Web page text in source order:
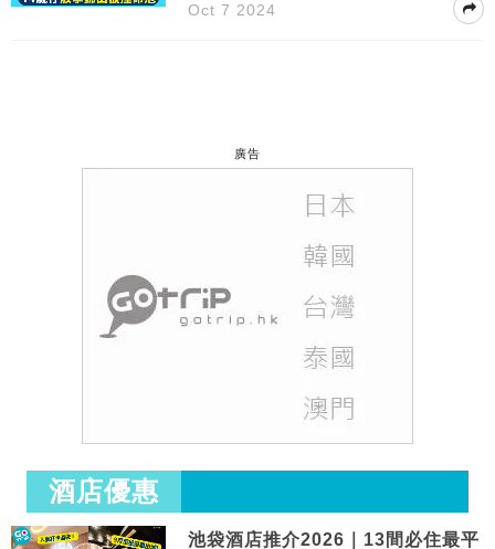
Oct 7 2024
廣告
酒店優惠
池袋酒店推介2026｜13間必住最平